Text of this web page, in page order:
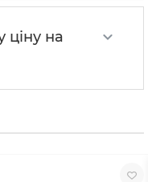
ціну на